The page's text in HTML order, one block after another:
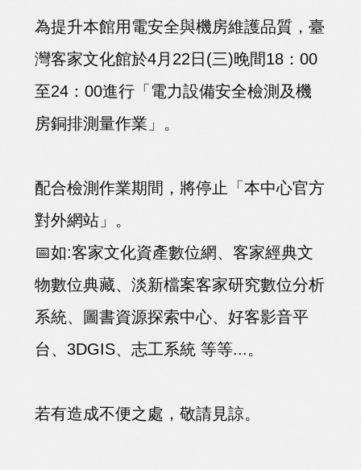
為提升本館用電安全與機房維護品質，臺
灣客家文化館於4月22日(三)晚間18：00
至24：00進行「電力設備安全檢測及機
房銅排測量作業」。
配合檢測作業期間，將停止「本中心官方
對外網站」。
📅如:客家文化資產數位網、客家經典文
物數位典藏、淡新檔案客家研究數位分析
系統、圖書資源探索中心、好客影音平
台、3DGIS、志工系統 等等...。
若有造成不便之處，敬請見諒。